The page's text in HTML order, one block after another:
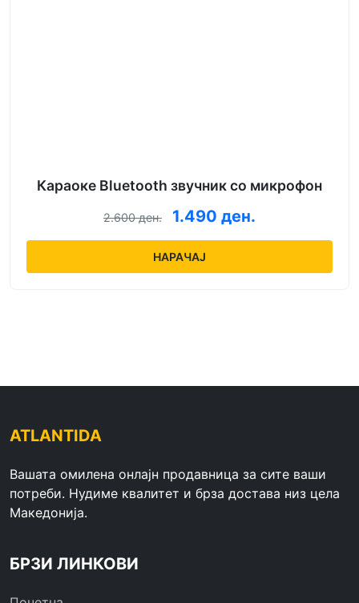
Караоке Bluetooth звучник со микрофон
2.600 ден. 1.490 ден.
НАРАЧАЈ
ATLANTIDA
Вашата омилена онлајн продавница за сите ваши
потреби. Нудиме квалитет и брза достава низ цела
Македонија.
БРЗИ ЛИНКОВИ